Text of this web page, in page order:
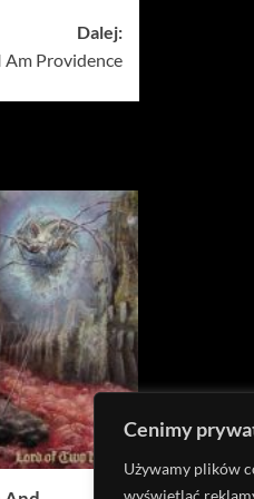
Cenimy
Używamy plików
wyświetlać
Dalej:
Am Providence